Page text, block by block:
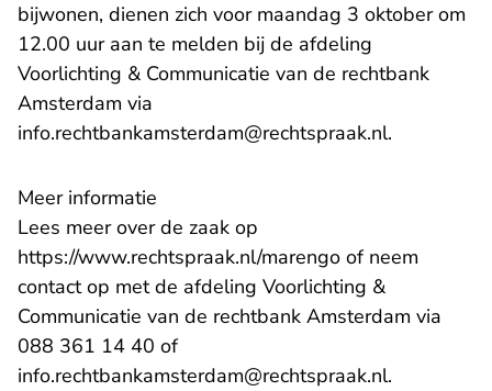
bijwonen, dienen zich voor maandag 3 oktober om
12.00 uur aan te melden bij de afdeling
Voorlichting & Communicatie van de rechtbank
Amsterdam via
info.rechtbankamsterdam@rechtspraak.nl- U verlaat
.
Meer informatie
Lees meer over de zaak op
https://www.rechtspraak.nl/marengo of neem
contact op met de afdeling Voorlichting &
Communicatie van de rechtbank Amsterdam via
088 361 14 40 of
info.rechtbankamsterdam@rechtspraak.nl- U verlaat
.